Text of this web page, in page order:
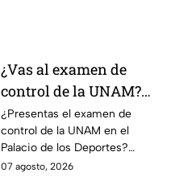
¿Vas al examen de
control de la UNAM?
Así puedes llegar al
Palacio de los Deportes
en Metro, camión y
Metrobús
¿Presentas el examen de
control de la UNAM en el
Palacio de los Deportes?
Consulta cómo llegar en
07 agosto, 2026